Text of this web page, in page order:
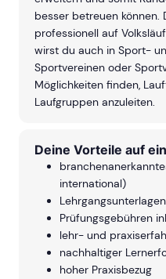
besser betreuen können.
professionell auf
wirst du auch in Sport-
Sportvereinen oder
Möglichkeiten finden,
Laufgruppen anzuleiten.
Deine Vorteile auf
international)
Prüfungsgebühren
lehr- und
nachhaltiger
hoher Praxisbezug